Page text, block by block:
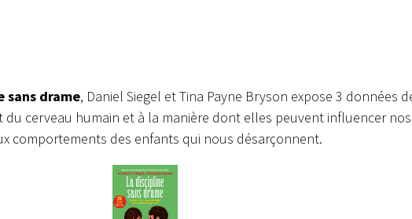
sans drame, Daniel Siegel et Tina Payne Bryson expose 3 données
cerveau humain et à la manière dont elles peuvent influencer nos
comportements des enfants qui nous désarçonnent.